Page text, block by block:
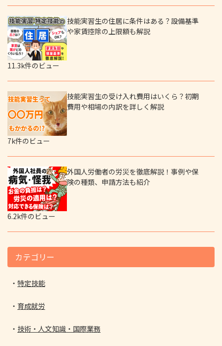
技能実習生の住居に条件はある？設備基準
や家賃控除の上限額も解説
11.3k件のビュー
技能実習生の受け入れ費用はいくら？初期
費用や相場の内訳を詳しく解説
7k件のビュー
外国人労働者の労災を徹底解説！事例や保
険の種類、申請方法も紹介
6.2k件のビュー
カテゴリー
特定技能
育成就労
技術・人文知識・国際業務